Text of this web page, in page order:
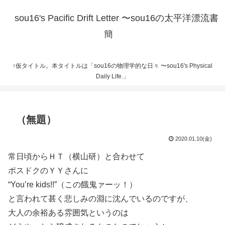
sou16's Pacific Drift Letter 〜sou16の太平洋漂流書
簡
↑仮タイトル。本タイトルは「sou16の物理学的な日々 〜sou16's Physical
Daily Life.」
（無題）
2020.01.10(金)
常日頃からＨＴ（横山研）と合わせて
ポスドクのＹＹさんに
“You’re kids!!”（この餓鬼ァーッ！）
と言われて甚く悲しみの淵に沈んでいるのですが、
大人の余裕ある雰囲気というのは